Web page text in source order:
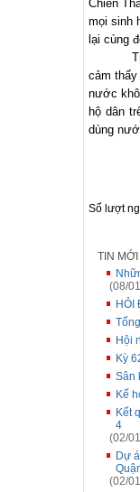
Chiến
mọi sinh
lại cùng
cảm
nước
hộ dân
dùng
Số lượt
TIN
(08/
HỎI
Hội
Kỳ
Sân
Kế
Kết
4
(02/
Dự
(02/